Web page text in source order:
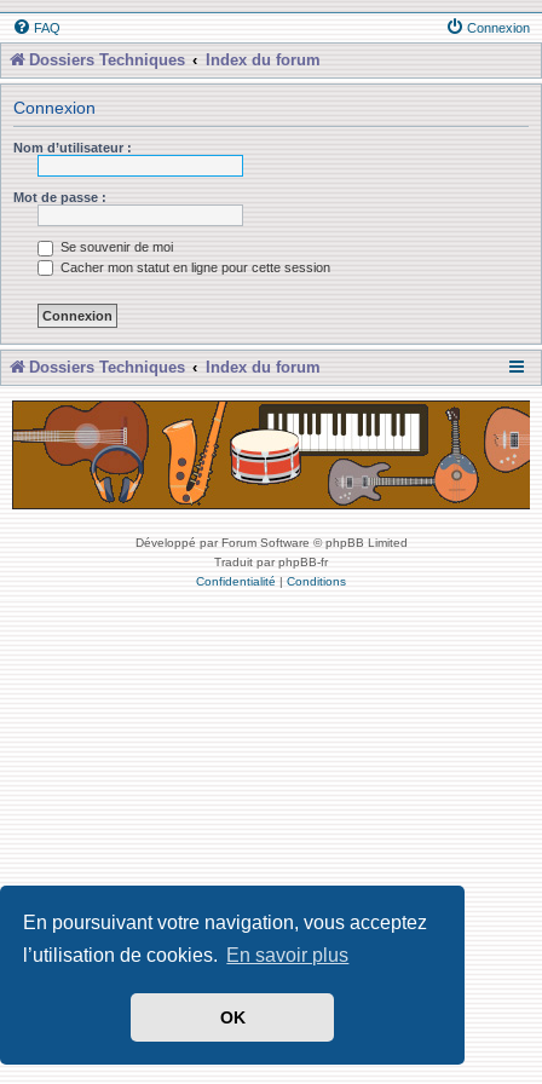
En poursuivant votre navigation, vous acceptez
l’utilisation de cookies. En savoir plus
OK
FAQ Connexion
Dossiers Techniques Index du forum
Connexion
Nom d’utilisateur :
Mot de passe :
Se souvenir de moi
Cacher mon statut en ligne pour cette session
Dossiers Techniques Index du forum
Développé par Forum Software © phpBB Limited
Traduit par phpBB-fr
Confidentialité | Conditions